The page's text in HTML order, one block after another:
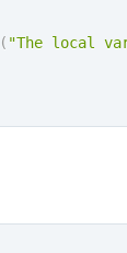
( "The local